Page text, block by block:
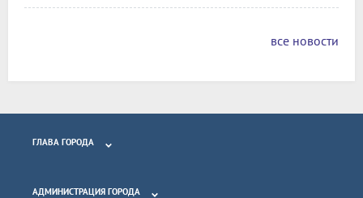
все новости
ГЛАВА ГОРОДА
АДМИНИСТРАЦИЯ ГОРОДА